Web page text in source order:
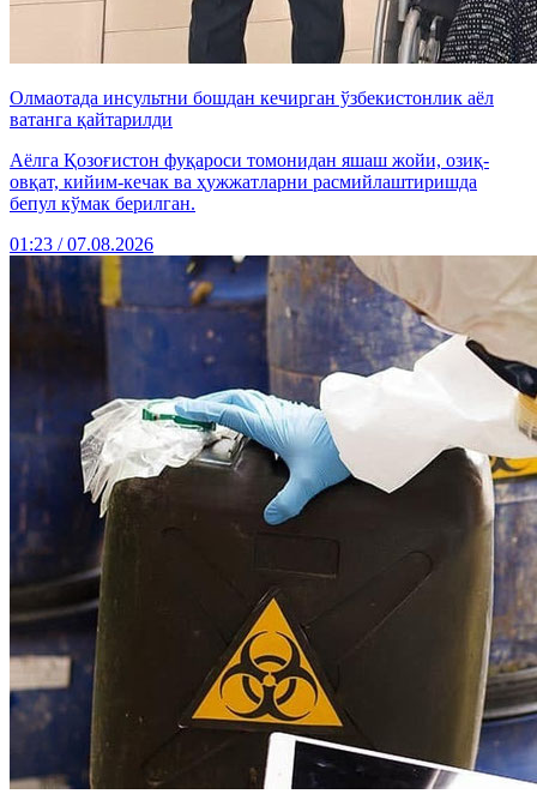
Олмаотада инсультни бошдан кечирган ўзбекистонлик аёл
ватанга қайтарилди
Аёлга Қозоғистон фуқароси томонидан яшаш жойи, озиқ-
овқат, кийим-кечак ва ҳужжатларни расмийлаштиришда
бепул кўмак берилган.
01:23 / 07.08.2026